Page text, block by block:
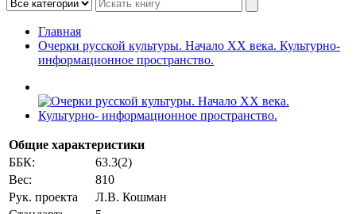
Главная
Очерки русской культуры. Начало XX века. Культурно-
информационное пространство.
Общие характеристики
ББК:
63.3(2)
Вес:
810
Рук. проекта
Л.В. Кошман